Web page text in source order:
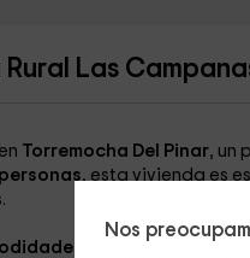
Nos
Las
Torremocha Del Pinar, un
, esta vivienda es